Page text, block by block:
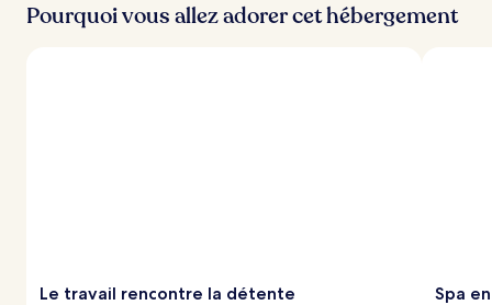
Pourquoi vous allez adorer cet hébergement
Le travail rencontre la détente Spa